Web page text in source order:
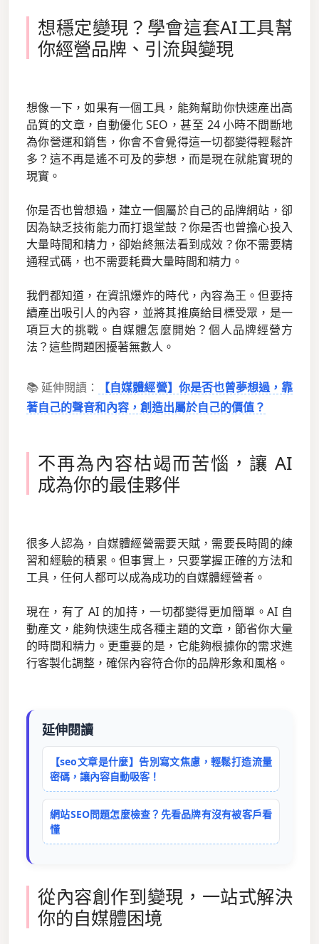
想穩定變現？學會這套AI工具幫
你經營品牌、引流與變現
想像一下，如果有一個工具，能夠幫助你快速產出高
品質的文章，自動優化 SEO，甚至 24 小時不間斷地
為你營運和銷售，你會不會覺得這一切都變得輕鬆許
多？這不再是遙不可及的夢想，而是現在就能實現的
現實。
你是否也曾想過，建立一個屬於自己的品牌網站，卻
因為缺乏技術能力而打退堂鼓？你是否也曾擔心投入
大量時間和精力，卻始終無法看到成效？你不需要精
通程式碼，也不需要耗費大量時間和精力。
我們都知道，在資訊爆炸的時代，內容為王。但要持
續產出吸引人的內容，並將其推廣給目標受眾，是一
項巨大的挑戰。自媒體怎麼開始？個人品牌經營方
法？這些問題困擾著無數人。
📚 延伸閱讀：
【自媒體經營】你是否也曾夢想過，靠
著自己的聲音和內容，創造出屬於自己的價值？
不再為內容枯竭而苦惱，讓 AI
成為你的最佳夥伴
很多人認為，自媒體經營需要天賦，需要長時間的練
習和經驗的積累。但事實上，只要掌握正確的方法和
工具，任何人都可以成為成功的自媒體經營者。
現在，有了 AI 的加持，一切都變得更加簡單。AI 自
動產文，能夠快速生成各種主題的文章，節省你大量
的時間和精力。更重要的是，它能夠根據你的需求進
行客製化調整，確保內容符合你的品牌形象和風格。
延伸閱讀
【seo文章是什麼】告別寫文焦慮，輕鬆打造流量
密碼，讓內容自動吸客！
網站SEO問題怎麼檢查？先看品牌有沒有被客戶看
懂
從內容創作到變現，一站式解決
你的自媒體困境